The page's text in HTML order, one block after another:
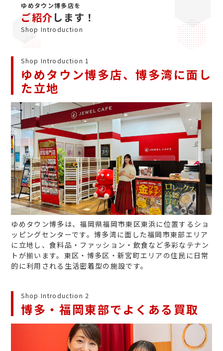
ゆめタウン博多店を
ご紹介します！
Shop Introduction
Shop Introduction 1
ゆめタウン博多店、博多湾に面し
た立地
ゆめタウン博多は、福岡県福岡市東区東浜に位置するショ
ッピングセンターです。博多湾に面した福岡市東部エリア
に立地し、食料品・ファッション・飲食など多彩なテナン
トが揃います。東区・博多区・新宮町エリアの住民に日常
的に利用される生活密着型の施設です。
Shop Introduction 2
博多・福岡東部でよくある買取